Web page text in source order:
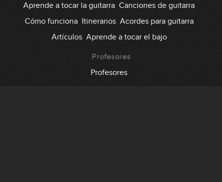
Aprende a tocar la guitarra Canciones de guitarra
Cómo funciona Itinerarios Acordes para guitarra
Artículos Aprende a tocar el bajo
Profesores
Profesores